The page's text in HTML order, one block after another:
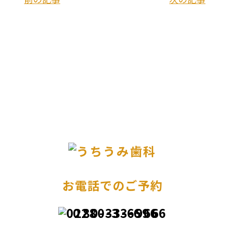
お電話でのご予約
0280-33-6966